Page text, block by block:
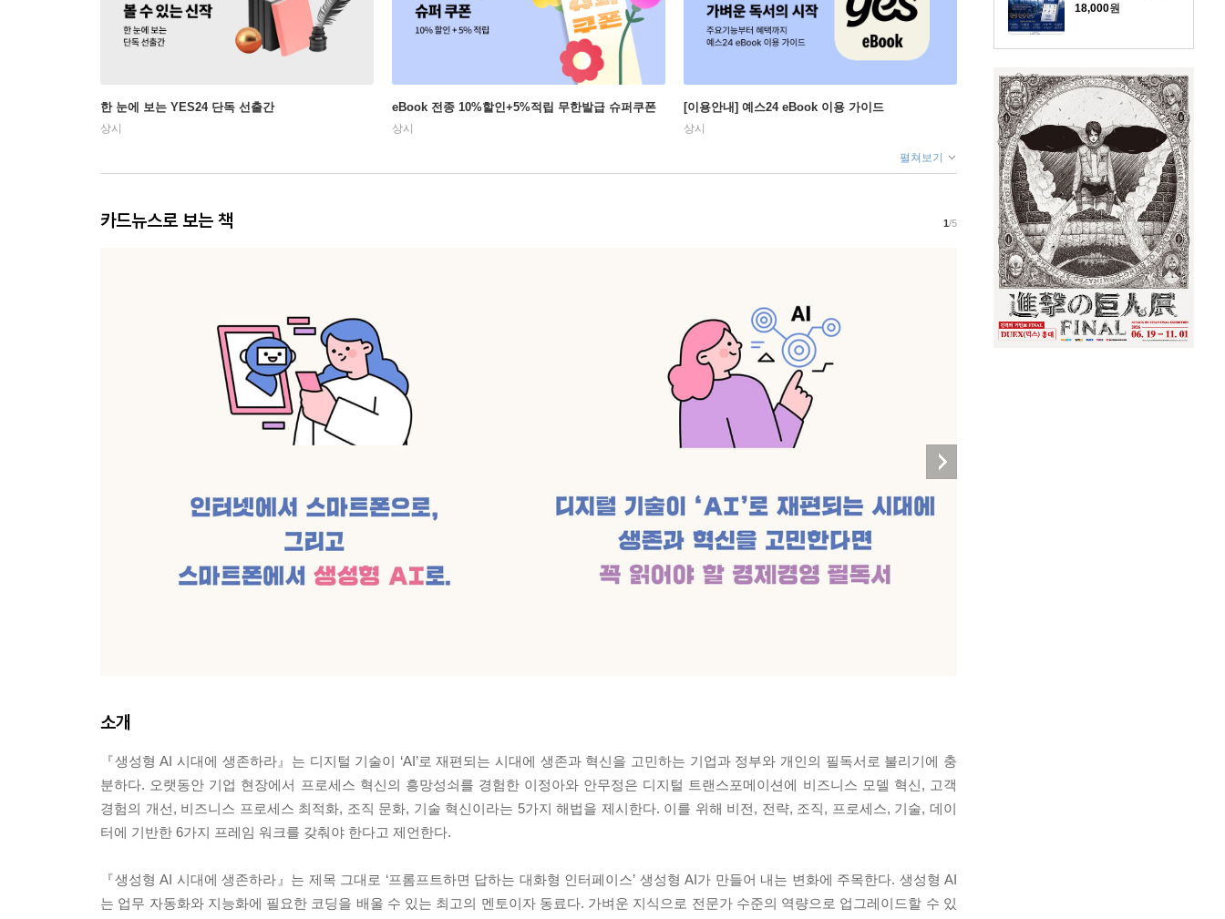
18,000원
한 눈에 보는 YES24 단독 선출간
상시
eBook 전종 10%할인+5%적립 무한발급 슈퍼쿠폰
상시
[이용안내] 예스24 eBook 이용 가이드
상시
펼쳐보기
카드뉴스로 보는 책 1/5
소개
『생성형 AI 시대에 생존하라』는 디지털 기술이 ‘AI’로 재편되는 시대에 생존과 혁신을 고민하는 기업과 정부와 개인의 필독서로 불리기에 충
분하다. 오랫동안 기업 현장에서 프로세스 혁신의 흥망성쇠를 경험한 이정아와 안무정은 디지털 트랜스포메이션에 비즈니스 모델 혁신, 고객
경험의 개선, 비즈니스 프로세스 최적화, 조직 문화, 기술 혁신이라는 5가지 해법을 제시한다. 이를 위해 비전, 전략, 조직, 프로세스, 기술, 데이
터에 기반한 6가지 프레임 워크를 갖춰야 한다고 제언한다.
『생성형 AI 시대에 생존하라』는 제목 그대로 ‘프롬프트하면 답하는 대화형 인터페이스’ 생성형 AI가 만들어 내는 변화에 주목한다. 생성형 AI
는 업무 자동화와 지능화에 필요한 코딩을 배울 수 있는 최고의 멘토이자 동료다. 가벼운 지식으로 전문가 수준의 역량으로 업그레이드할 수 있